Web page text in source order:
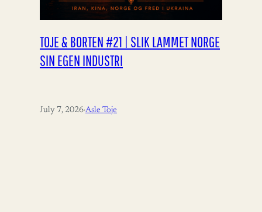
TOJE & BORTEN #21 | SLIK LAMMET NORGE
SIN EGEN INDUSTRI
July 7, 2026·Asle Toje